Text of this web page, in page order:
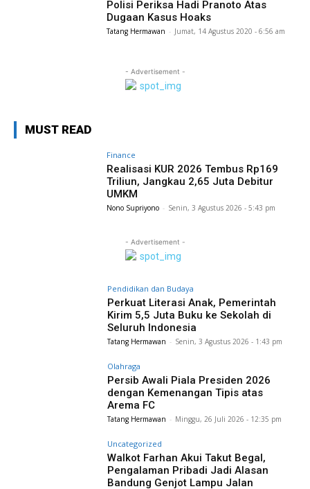
Polisi Periksa Hadi Pranoto Atas
Dugaan Kasus Hoaks
Tatang Hermawan - Jumat, 14 Agustus 2020 - 6:56 am
- Advertisement -
MUST READ
Finance
Realisasi KUR 2026 Tembus Rp169
Triliun, Jangkau 2,65 Juta Debitur
UMKM
Nono Supriyono - Senin, 3 Agustus 2026 - 5:43 pm
- Advertisement -
Pendidikan dan Budaya
Perkuat Literasi Anak, Pemerintah
Kirim 5,5 Juta Buku ke Sekolah di
Seluruh Indonesia
Tatang Hermawan - Senin, 3 Agustus 2026 - 1:43 pm
Olahraga
Persib Awali Piala Presiden 2026
dengan Kemenangan Tipis atas
Arema FC
Tatang Hermawan - Minggu, 26 Juli 2026 - 12:35 pm
Uncategorized
Walkot Farhan Akui Takut Begal,
Pengalaman Pribadi Jadi Alasan
Bandung Genjot Lampu Jalan